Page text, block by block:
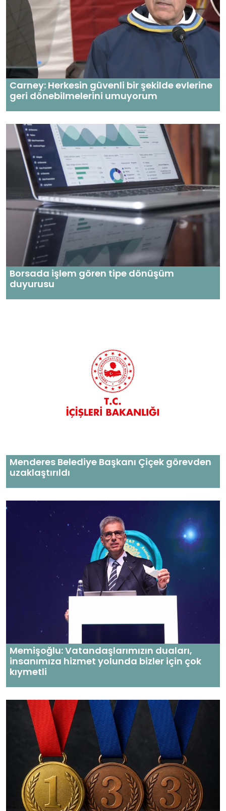
Carney: Herkesin güvenli bir şekilde evlerine
geri dönebilmelerini umuyorum
Borsada işlem gören tipe dönüşüm
duyurusu
Menderes Belediye Başkanı Çiçek görevden
uzaklaştırıldı
Memişoğlu: Vatandaşlarımızın duaları,
insanımıza hizmet yolunda bizler için çok
kıymetli